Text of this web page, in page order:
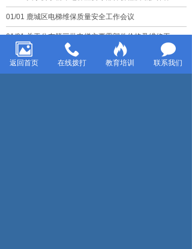
01/01 鹿城区电梯维保质量安全工作会议
01/01 关于公布第三批电梯主要零部件价格及维修工
01/01 2019年鹿城区物业管理单位电梯安全管理知识
01/01 温州市2019年好 期电梯安装维修工（中级
返回首页 在线拨打 教育培训 联系我们